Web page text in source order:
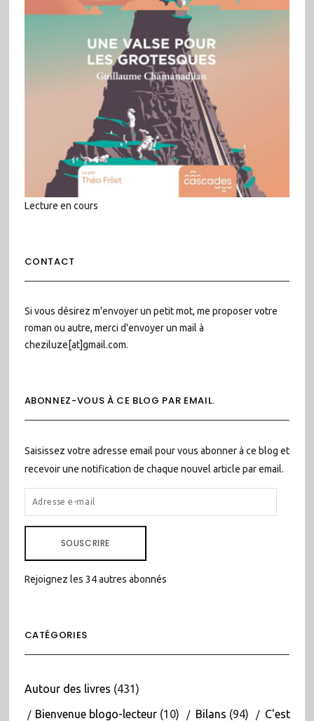
Lecture en cours
CONTACT
Si vous désirez m'envoyer un petit mot, me proposer votre
roman ou autre, merci d'envoyer un mail à
cheziluze[at]gmail.com.
ABONNEZ-VOUS À CE BLOG PAR EMAIL.
Saisissez votre adresse email pour vous abonner à ce blog et
recevoir une notification de chaque nouvel article par email.
ADRESSE
E-
SOUSCRIRE
Rejoignez les 34 autres abonnés
CATÉGORIES
Autour des livres (431)
Bienvenue blogo-lecteur(10) Bilans (94) C'est